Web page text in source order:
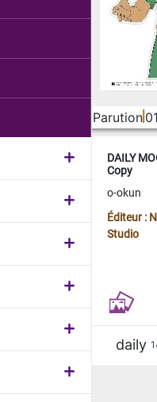
Parution
DAILY
Copy
o-okun
Éditeur :
Studio
daily